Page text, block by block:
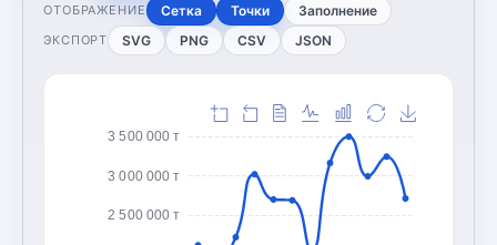
ОТОБРАЖЕНИЕ Сетка Точки Заполнение
ЭКСПОРТ SVG PNG CSV JSON
2 500 000 т
3 000 000 т
3 500 000 т